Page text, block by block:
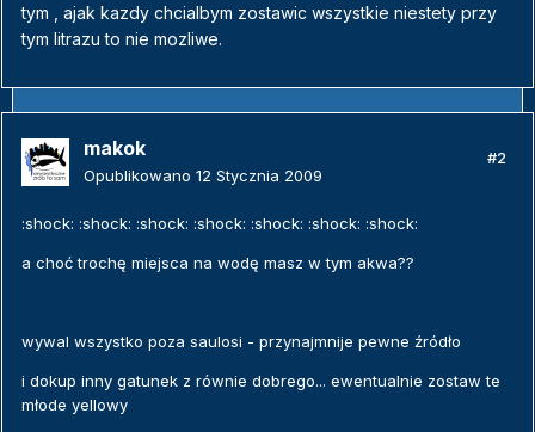
tym , ajak kazdy chcialbym zostawic wszystkie niestety przy
tym litrazu to nie mozliwe.
makok
Opublikowano 12 Stycznia 2009
#2
:shock: :shock: :shock: :shock: :shock: :shock: :shock:
a choć trochę miejsca na wodę masz w tym akwa??
wywal wszystko poza saulosi - przynajmnije pewne źródło
i dokup inny gatunek z równie dobrego... ewentualnie zostaw te
młode yellowy